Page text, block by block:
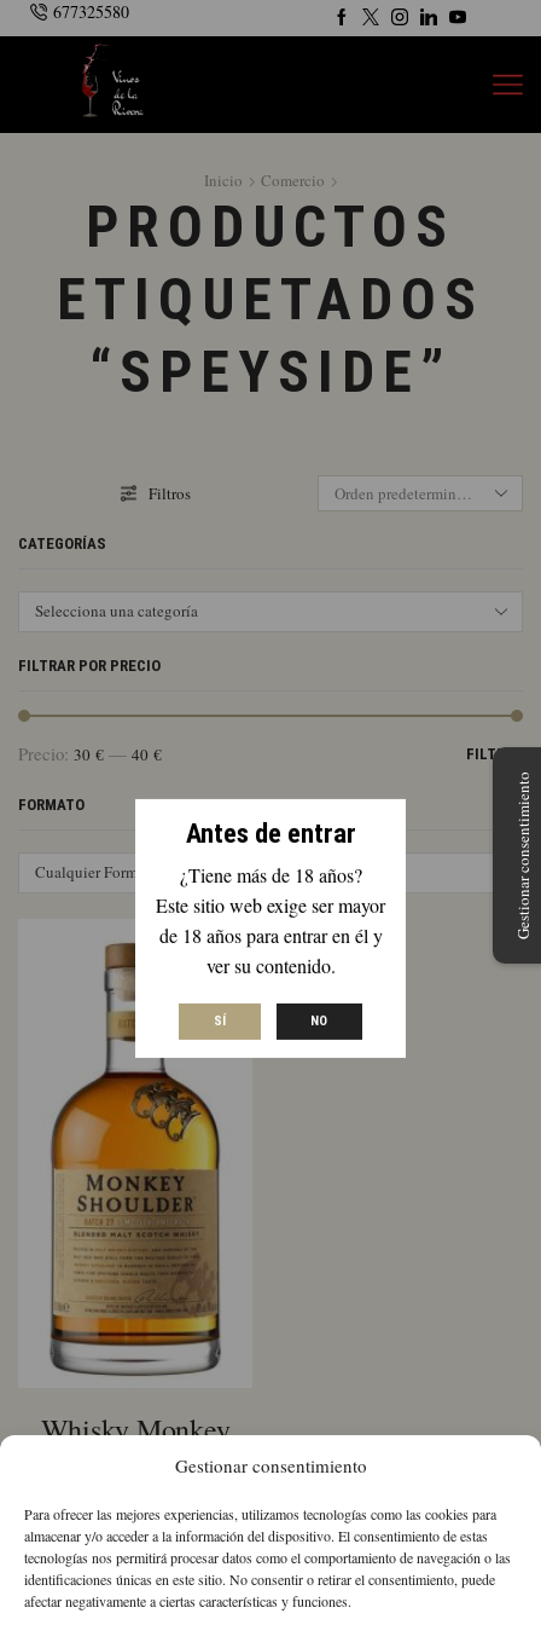
Gestionar consentimiento
Para ofrecer las mejores experiencias, utilizamos tecnologías como las cookies para
almacenar y/o acceder a la información del dispositivo. El consentimiento de estas
tecnologías nos permitirá procesar datos como el comportamiento de navegación o las
identificaciones únicas en este sitio. No consentir o retirar el consentimiento, puede
afectar negativamente a ciertas características y funciones.
Antes de entrar
¿Tiene más de 18 años?
Este sitio web exige ser mayor
de 18 años para entrar en él y
ver su contenido.
SÍ NO
677325580
Inicio Comercio
PRODUCTOS
ETIQUETADOS
“SPEYSIDE”
Filtros
CATEGORÍAS
Selecciona una categoría
FILTRAR POR PRECIO
FILTRAR
Precio: 30 € — 40 €
FORMATO
Cualquier Formato
Whisky Monkey
Shoulder
31,50 € IVA Incluido
Whisky
Monkey
Gestionar consentimiento